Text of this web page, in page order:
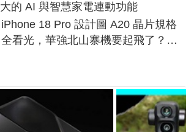
的 AI 與智慧家電連動功能
iPhone 18 Pro 設計圖 A20 晶片規格
全看光，華強北山寨機要起飛了？專